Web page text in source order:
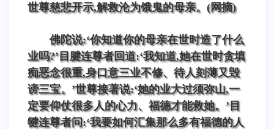
世尊慈悲开示,解救沦为饿鬼的母亲。(网摘)
佛陀说:‘你知道你的母亲在世时造了什么
业吗?’目腱连尊者回道:‘我知道,她在世时贪填
痴恶念很重,身口意三业不修、待人刻薄又毁
谤三宝。’世尊接著说:‘她的业大过须弥山,一
定要仰仗很多人的心力、福德才能救她。’目
犍连尊者问:‘我要如何汇集那么多有福德的人